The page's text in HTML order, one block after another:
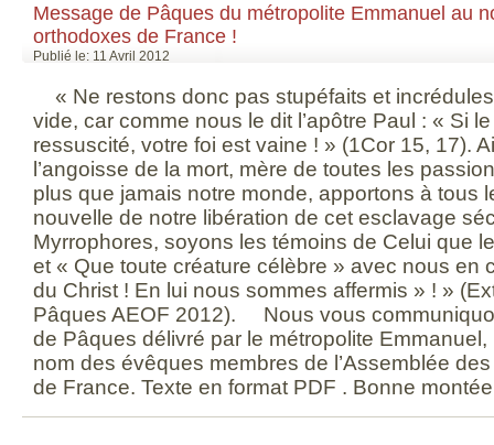
Message de Pâques du métropolite Emmanuel au
orthodoxes de France !
Publié le: 11 Avril 2012
« Ne restons donc pas stupéfaits et
vide, car comme nous le dit l’apôtre Paul : « Si
ressuscité, votre foi est vaine ! » (1Cor 15, 17).
l’angoisse de la mort, mère de toutes les
plus que jamais notre monde, apportons à tous
nouvelle de notre libération de cet esclavage
Myrrophores, soyons les témoins de Celui que
et « Que toute créature célèbre » avec nous en
du Christ ! En lui nous sommes affermis » ! »
Pâques AEOF 2012). Nous vous
de Pâques délivré par le métropolite Emmanuel,
nom des évêques membres de l’Assemblée
de France. Texte en format PDF . Bonne